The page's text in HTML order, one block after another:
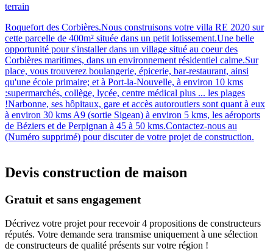
terrain
Roquefort des Corbières.Nous construisons votre villa RE 2020 sur
cette parcelle de 400m² située dans un petit lotissement.Une belle
opportunité pour s'installer dans un village situé au coeur des
Corbières maritimes, dans un environnement résidentiel calme.Sur
place, vous trouverez boulangerie, épicerie, bar‑restaurant, ainsi
qu'une école primaire; et à Port‑la‑Nouvelle, à environ 10 kms
:supermarchés, collège, lycée, centre médical plus ... les plages
!Narbonne, ses hôpitaux, gare et accès autoroutiers sont quant à eux
à environ 30 kms A9 (sortie Sigean) à environ 5 kms, les aéroports
de Béziers et de Perpignan à 45 à 50 kms.Contactez-nous au
(Numéro supprimé) pour discuter de votre projet de construction.
Devis construction de maison
Gratuit et sans engagement
Décrivez votre projet pour recevoir 4 propositions de constructeurs
réputés. Votre demande sera transmise uniquement à une sélection
de constructeurs de qualité présents sur votre région !